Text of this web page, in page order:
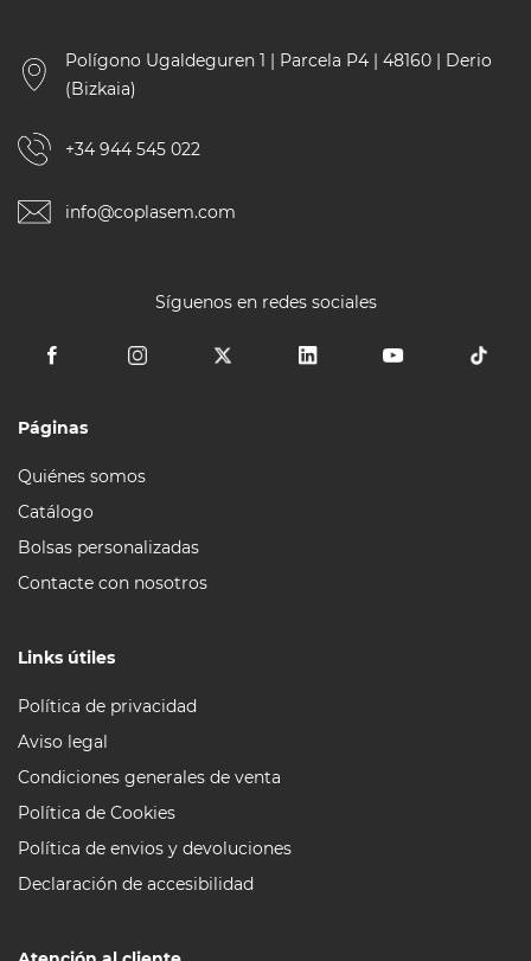
Polígono Ugaldeguren 1 | Parcela P4 | 48160 | Derio
(Bizkaia)
+34 944 545 022
info@coplasem.com
Síguenos en redes sociales
Páginas
Quiénes somos
Catálogo
Bolsas personalizadas
Contacte con nosotros
Links útiles
Política de privacidad
Aviso legal
Condiciones generales de venta
Política de Cookies
Política de envios y devoluciones
Declaración de accesibilidad